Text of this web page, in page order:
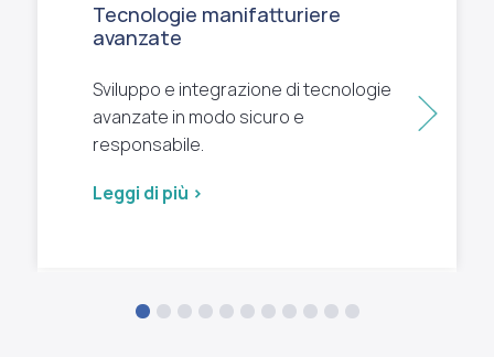
Tecnologie manifatturiere
avanzate
Sviluppo e integrazione di tecnologie
avanzate in modo sicuro e
responsabile.
Leggi di più >